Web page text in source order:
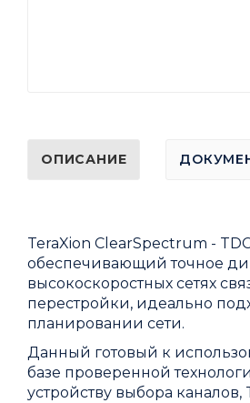
ОПИСАНИЕ
TeraXion ClearSpectrum -
обеспечивающий точное
высокоскоростных сетях
перестройки, идеально
планировании сети.
Данный готовый к
базе проверенной
устройству выбора каналов,